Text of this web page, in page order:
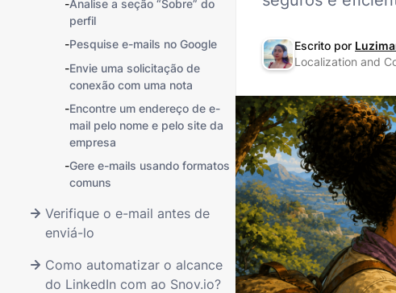
-Analise a seção “Sobre” do
perfil
-Pesquise e-mails no Google
-Envie uma solicitação de
conexão com uma nota
-Encontre um endereço de e-
mail pelo nome e pelo site da
empresa
-Gere e-mails usando formatos
comuns
Verifique o e-mail antes de
enviá-lo
Como automatizar o alcance
do LinkedIn com ao Snov.io?
Escrito por
Localization and